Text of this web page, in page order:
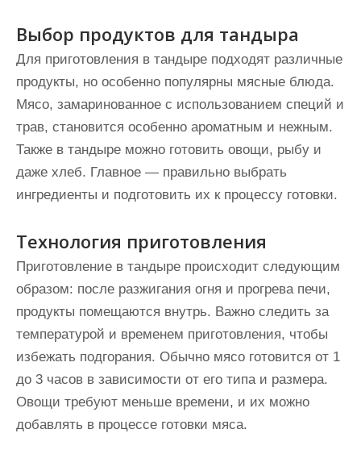
Выбор продуктов для тандыра
Для приготовления в тандыре подходят различные
продукты, но особенно популярны мясные блюда.
Мясо, замаринованное с использованием специй и
трав, становится особенно ароматным и нежным.
Также в тандыре можно готовить овощи, рыбу и
даже хлеб. Главное — правильно выбрать
ингредиенты и подготовить их к процессу готовки.
Технология приготовления
Приготовление в тандыре происходит следующим
образом: после разжигания огня и прогрева печи,
продукты помещаются внутрь. Важно следить за
температурой и временем приготовления, чтобы
избежать подгорания. Обычно мясо готовится от 1
до 3 часов в зависимости от его типа и размера.
Овощи требуют меньше времени, и их можно
добавлять в процессе готовки мяса.